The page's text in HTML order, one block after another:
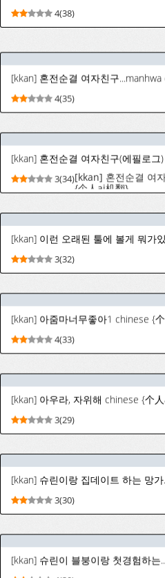
4(38)
4(35)
3(34)[kkan] 혼전순결 여
{个人ai机翻}
[kkan] 이런 오래된 툴에 볼게 뭐가
3(32)
[kkan] 아줌마너무좋아1 chinese {个
3(29)
3(30)
4(30)
[FANBOX] もりの 2020-02-
7(15) [FANBOX] Morino